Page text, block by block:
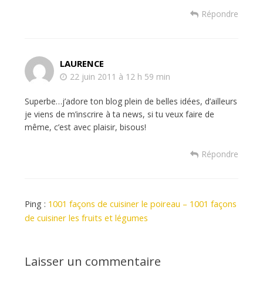
Répondre
LAURENCE
22 juin 2011 à 12 h 59 min
Superbe…j’adore ton blog plein de belles idées, d’ailleurs
je viens de m’inscrire à ta news, si tu veux faire de
même, c’est avec plaisir, bisous!
Répondre
Ping : 1001 façons de cuisiner le poireau – 1001 façons
de cuisiner les fruits et légumes
Laisser un commentaire